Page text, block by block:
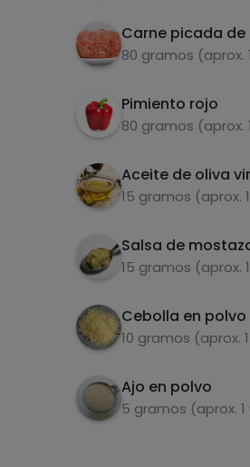
Carne picada
80 gramos (aprox.
Pimiento rojo
80 gramos (aprox.
Aceite de oliva
15 gramos (aprox.
Salsa de
15 gramos (aprox.
Cebolla en polvo
10 gramos (aprox.
Ajo en polvo
5 gramos (aprox.